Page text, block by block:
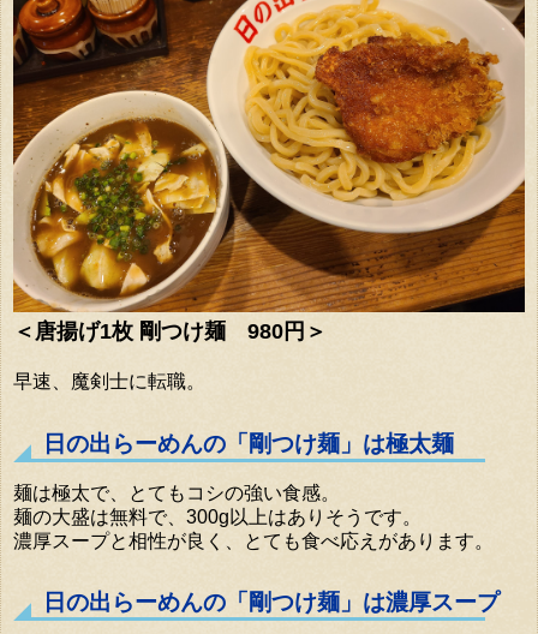
＜唐揚げ1枚 剛つけ麺 980円＞
早速、魔剣士に転職。
日の出らーめんの「剛つけ麺」は極太麺
麺は極太で、とてもコシの強い食感。
麺の大盛は無料で、300g以上はありそうです。
濃厚スープと相性が良く、とても食べ応えがあります。
日の出らーめんの「剛つけ麺」は濃厚スープ